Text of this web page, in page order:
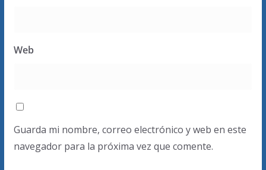
Web
Guarda mi nombre, correo electrónico y web en este
navegador para la próxima vez que comente.